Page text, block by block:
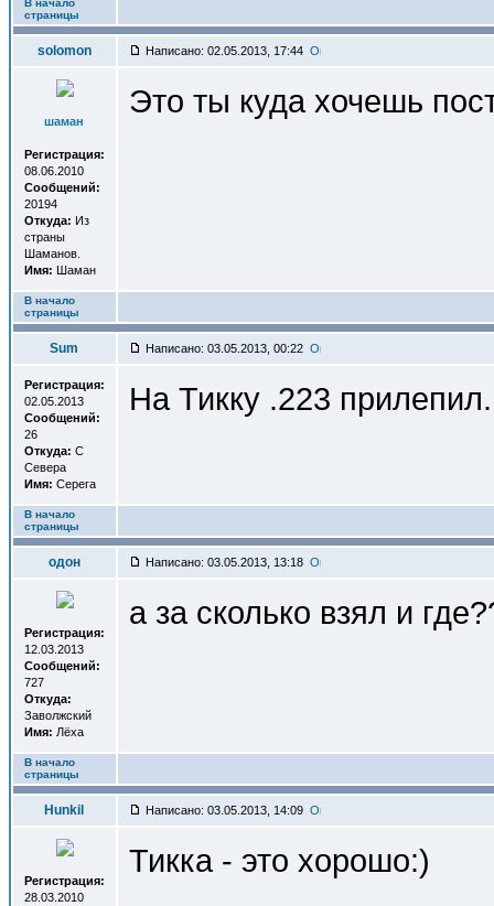
В начало
страницы
solomon Написано: 02.05.2013, 17:44
шаман
Регистрация:
08.06.2010
Сообщений:
20194
Откуда: Из
страны
Шаманов.
Имя: Шаман
Это ты куда хочешь
В начало
страницы
Sum Написано: 03.05.2013, 00:22
Регистрация:
02.05.2013
Сообщений:
26
Откуда: С
Севера
Имя: Серега
На Тикку .223 прилепил.
В начало
страницы
одон Написано: 03.05.2013, 13:18
Регистрация:
12.03.2013
Сообщений:
727
Откуда:
Заволжский
Имя: Лёха
а за сколько взял и
В начало
страницы
Hunkil Написано: 03.05.2013, 14:09
Регистрация:
28.03.2010
Тикка - это хорошо:)